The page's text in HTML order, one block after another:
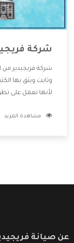
شركة
شركة فريجيدير من
وثابت ويثق بها
لأنها تعمل على
وتقدم للعملاء
مشاهدة المزيد
عن صيانة